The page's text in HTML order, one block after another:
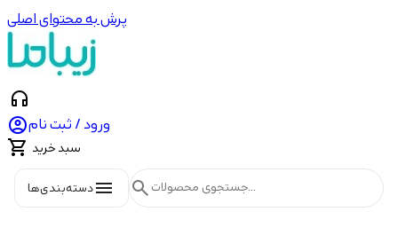
پرش به محتوای اصلی
headphones
ورود / ثبت نام
 سبد خرید
menuدسته‌بندی‌ها search